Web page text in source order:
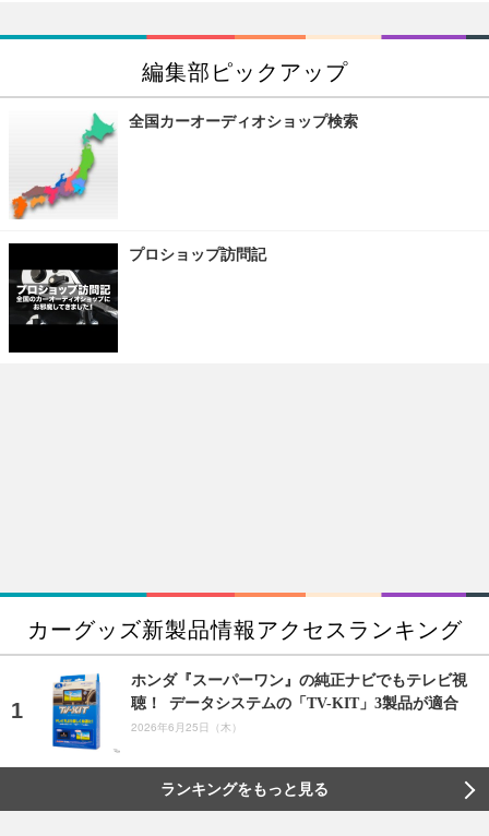
編集部ピックアップ
全国カーオーディオショップ検索
プロショップ訪問記
カーグッズ新製品情報アクセスランキング
ホンダ『スーパーワン』の純正ナビでもテレビ視
聴！ データシステムの「TV-KIT」3製品が適合
2026年6月25日（木）
ランキングをもっと見る